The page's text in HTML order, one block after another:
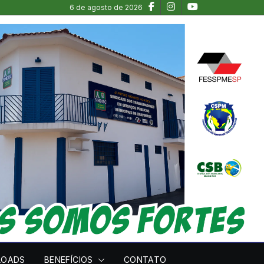
6 de agosto de 2026
BENEFÍCIOS CONTATO